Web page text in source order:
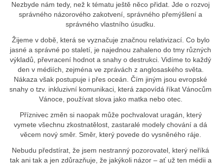
Nezbyde nám tedy, než k tématu ještě něco přidat. Jde o rozvoj
správného názorového zakotvení, správného přemýšlení a
správného vlastního úsudku.
Žijeme v době, která se vyznačuje značnou relativizací. Co bylo
jasné a správné po staletí, je najednou zahaleno do tmy různých
výkladů, převracení hodnot a snahy o destrukci. Vidíme to každý
den v médiích, zejména ve zprávách z anglosaského světa.
Nákaza však postupuje i přes oceán. Čím jiným jsou evropské
snahy o tzv. inkluzivní komunikaci, která zapovídá říkat Vánocům
Vánoce, používat slova jako matka nebo otec.
Příznivec změn si naopak může pochvalovat uragán, který
vymete všechnu zkostnatělost, zastaralé modely chování a dá
věcem nový směr. Směr, který povede do vysněného ráje.
Nebudu předstírat, že jsem nestranný pozorovatel, který neříká
tak ani tak a jen zdůrazňuje, že jakýkoli názor – ať už ten médii a